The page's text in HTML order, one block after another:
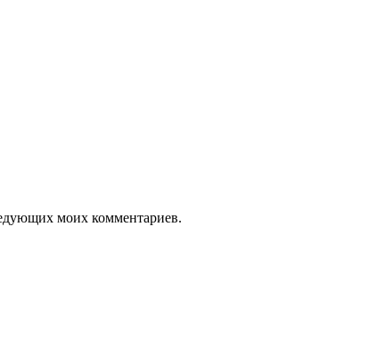
моих комментариев.